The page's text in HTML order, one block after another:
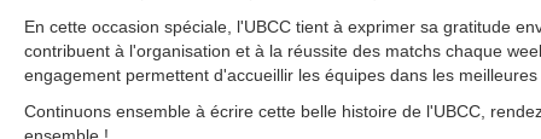
En cette occasion spéciale, l'UBCC tient à exprimer sa gratitude
contribuent à l'organisation et à la réussite des matchs chaque
engagement permettent d'accueillir les équipes dans les
Continuons ensemble à écrire cette belle histoire de l'UBCC,